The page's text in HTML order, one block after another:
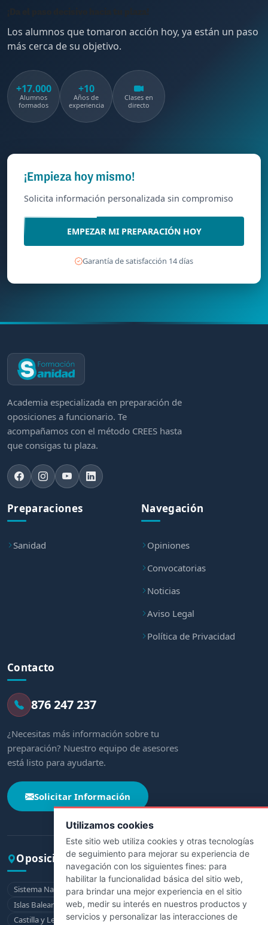
Utilizamos cookies
Este sitio web utiliza cookies y otras tecnologías
de seguimiento para mejorar su experiencia de
navegación con los siguientes fines: para
habilitar la funcionalidad básica del sitio web,
para brindar una mejor experiencia en el sitio
web, medir su interés en nuestros productos y
servicios y personalizar las interacciones de
Los alumnos que tomaron acción hoy, ya están un paso
más cerca de su objetivo.
+17.000
Alumnos
formados
+10
Años de
experiencia
Clases en
directo
¡Empieza hoy mismo!
Solicita información personalizada sin compromiso
EMPEZAR MI PREPARACIÓN HOY
Garantía de satisfacción 14 días
Academia especializada en preparación de
oposiciones a funcionario. Te
acompañamos con el método CREES hasta
que consigas tu plaza.
Preparaciones
Sanidad
Navegación
Opiniones
Convocatorias
Noticias
Aviso Legal
Política de Privacidad
Contacto
876 247 237
¿Necesitas más información sobre tu
preparación? Nuestro equipo de asesores
está listo para ayudarte.
Solicitar Información
Oposiciones por comunidad
Sistema Nacional de Salud Andalucía Aragón
Asturias
Islas Baleares
Canarias Cantabria
Castilla-La Mancha
Castilla y León
Cataluña Extremadura Galicia La Rioja